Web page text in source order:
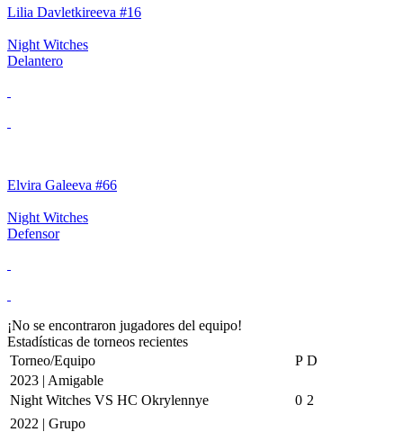
Lilia Davletkireeva #16
Night Witches
Delantero
Elvira Galeeva #66
Night Witches
Defensor
¡No se encontraron jugadores del equipo!
Estadísticas de torneos recientes
Torneo/Equipo
P D
2023 | Amigable
Night Witches VS HC Okrylennye
0 2
2022 | Grupo